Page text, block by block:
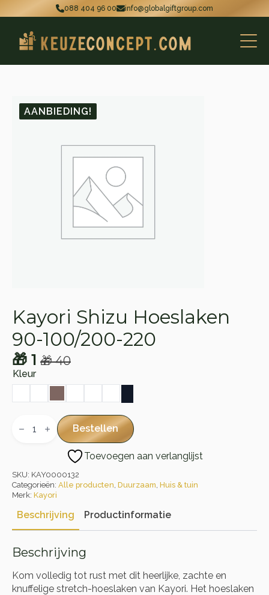
088 404 96 00 info@globalgiftgroup.com
AANBIEDING!
Kayori Shizu Hoeslaken
90-100/200-220
🎁40
Oorspronkelijke
prijs
was:
🎁 40.
🎁 1
Huidige
prijs
is:
🎁 1.
Kleur
Shizu
Hoeslaken
aantal
Bestellen
Toevoegen aan verlanglijst
SKU: KAY0000132
Categorieën: Alle producten Duurzaam Huis & tuin
Merk: Kayori
Beschrijving Productinformatie
Beschrijving
Kom volledig tot rust met dit heerlijke, zachte en
knuffelige stretch-hoeslaken van Kayori. Het hoeslaken